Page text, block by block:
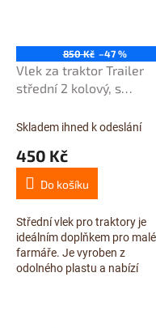
850 Kč –47 %
Vlek za traktor Trailer
střední 2 kolový, s
Skladem ihned k odeslání
450 Kč
Do košíku
Střední vlek pro traktory je
ideálním doplňkem pro malé
farmáře. Je vyroben z
odolného plastu a nabízí